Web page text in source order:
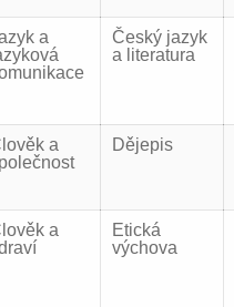
a
Český jazyk
a literatura
a
Dějepis
a
Etická
výchova